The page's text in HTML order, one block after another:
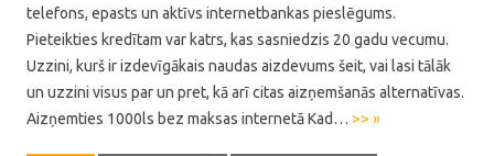
telefons, epasts un aktīvs internetbankas pieslēgums.
Pieteikties kredītam var katrs, kas sasniedzis 20 gadu vecumu.
Uzzini, kurš ir izdevīgākais naudas aizdevums šeit, vai lasi tālāk
un uzzini visus par un pret, kā arī citas aizņemšanās alternatīvas.
Aizņemties 1000ls bez maksas internetā Kad… >> »